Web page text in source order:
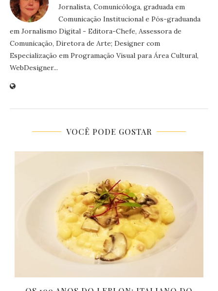
Jornalista, Comunicóloga, graduada em
Comunicação Institucional e Pós-graduanda
em Jornalismo Digital - Editora-Chefe, Assessora de
Comunicação, Diretora de Arte; Designer com
Especialização em Programação Visual para Área Cultural,
WebDesigner...
VOCÊ PODE GOSTAR